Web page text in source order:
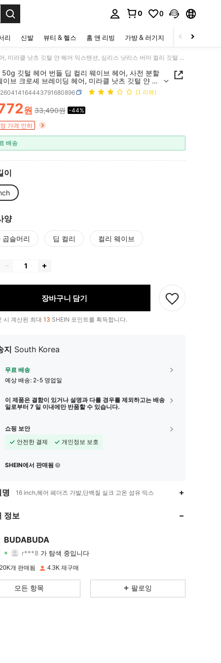
0 0
리 신발 뷰티 & 헬스 홈 앤 리빙 가방 & 러기지 스포츠 & 아웃
16인치 50g 깃털 헤어 번들 딥 컬리 웨이브 헤어, 사전 분할된 딥 웨이브 크로셰 브레이딩 헤어, 미라클 낫츠 깃털 얀 헤어 익스텐션, 심리스 낫리스 버마 컬리 깃털 헤어 여성용
50g 깃털 헤어 번들 딥 컬리 웨이브 헤어, 사전 분할
이브 크로셰 브레이딩 헤어, 미라클 낫츠 깃털 얀 헤
텐션, 심리스 낫리스 버마 컬리 깃털 헤어 여성용
(1 리뷰)
AND AVAILABILITY
원 33,490원 -44%
가격 인하
배송
이
양
곱슬머리 딥 컬리 컬리 웨이브
장바구니 담기
시 계산된 최대 13 SHEIN 포인트를 획득합니다.
지 South Korea
무료 배송
예상 배송: 2-5 영업일
이 제품은 결함이 있거나 설명과 다를 경우를 제외하고는 배송
일로부터 7 일 이내에만 반품할 수 있습니다.
쇼핑 보안
안전한 결제
개인정보 보호
SHEIN에서 판매됨
16 inch,헤어 페더즈 가발,단백질 실크 고온 섬유 믹스
정보
BUDABUDA
4.85 40 1.8K
4.85 등급 40아이템 1.8K
4.85 40
개 판매됨 4.3K 재구매
모든 항목 팔로잉